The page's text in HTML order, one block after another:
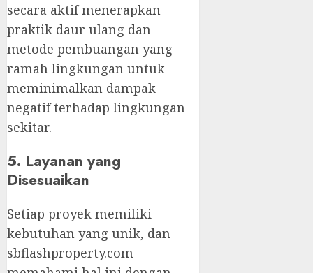
secara aktif menerapkan
praktik daur ulang dan
metode pembuangan yang
ramah lingkungan untuk
meminimalkan dampak
negatif terhadap lingkungan
sekitar.
5. Layanan yang
Disesuaikan
Setiap proyek memiliki
kebutuhan yang unik, dan
sbflashproperty.com